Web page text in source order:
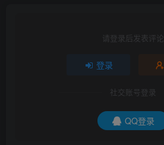
请登录后发表评论
登录
社交账号登录
QQ登录